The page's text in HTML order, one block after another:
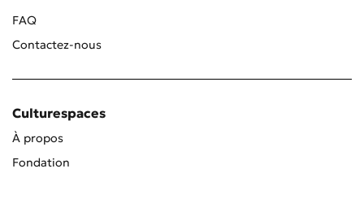
FAQ
Contactez-nous
Culturespaces
À propos
Fondation